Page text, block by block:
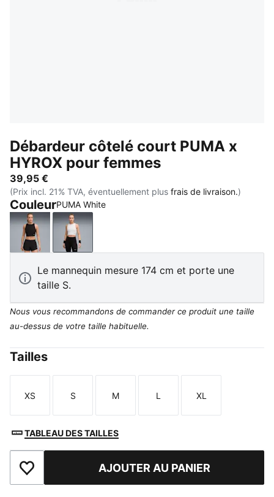
Débardeur côtelé court PUMA x
HYROX pour femmes
39,95 €
(Prix incl. 21% TVA, éventuellement plus frais de livraison.)
CouleurPUMA White
PUMA BlackPUMA White
Le mannequin mesure 174 cm et porte une
taille S.
Nous vous recommandons de commander ce produit une taille
au-dessus de votre taille habituelle.
Tailles
Taille
XS
Taille
S
Taille
M
Taille
L
Taille
XL
TABLEAU DES TAILLES
Ajouter aux favorisAJOUTER AU PANIER